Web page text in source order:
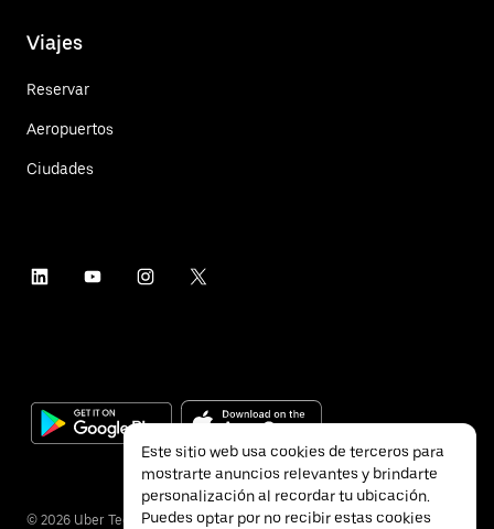
Viajes
Reservar
Aeropuertos
Ciudades
© 2026 Uber Technologies Inc.
Este sitio web usa cookies de terceros para
mostrarte anuncios relevantes y brindarte
personalización al recordar tu ubicación.
Puedes optar por no recibir estas cookies